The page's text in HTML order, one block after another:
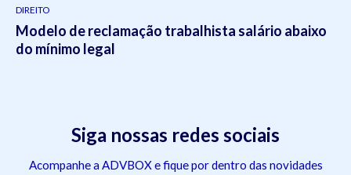
DIREITO
Modelo de reclamação trabalhista salário abaixo
do mínimo legal
Siga nossas redes sociais
Acompanhe a ADVBOX e fique por dentro das novidades